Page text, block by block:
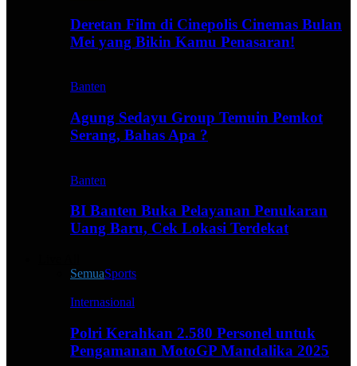
Deretan Film di Cinepolis Cinemas Bulan
Mei yang Bikin Kamu Penasaran!
Banten
Agung Sedayu Group Temuin Pemkot
Serang, Bahas Apa ?
Banten
BI Banten Buka Pelayanan Penukaran
Uang Baru, Cek Lokasi Terdekat
SemuaSports
Internasional
Polri Kerahkan 2.580 Personel untuk
Pengamanan MotoGP Mandalika 2025